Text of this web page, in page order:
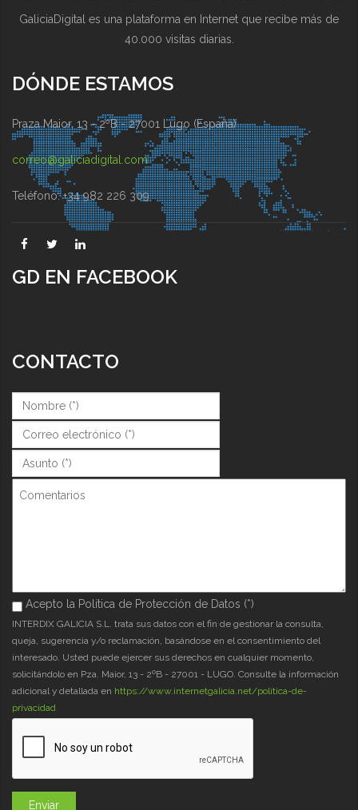
GaliciaDigital es una plataforma en Internet que recibe más de
40.000 visitas diarias.
DÓNDE ESTAMOS
Praza Maior, 13 - 2ºB - 27001 Lugo (España)
correo@galiciadigital.com
Teléfono: +34 982 226 309
GD EN FACEBOOK
CONTACTO
Nombre (*)*
Correo (*)*
Asunto (*)*
Comentarios
Acepto la Política de Protección de Datos (*)
Acepto la Política de Protección de Datos (*)
INTERDIX GALICIA S.L. trata sus datos con el fin de gestionar la consulta,
queja, sugerencia y/o reclamación, basándose en el consentimiento del
interesado. Usted puede ejercer sus derechos en cualquier momento,
solicitándolo en Pza. Maior, 13 - 2ºB - 27001 - LUGO. Consulte la información
adicional y detallada en https://www.internetgalicia.net/política-de-
privacidad